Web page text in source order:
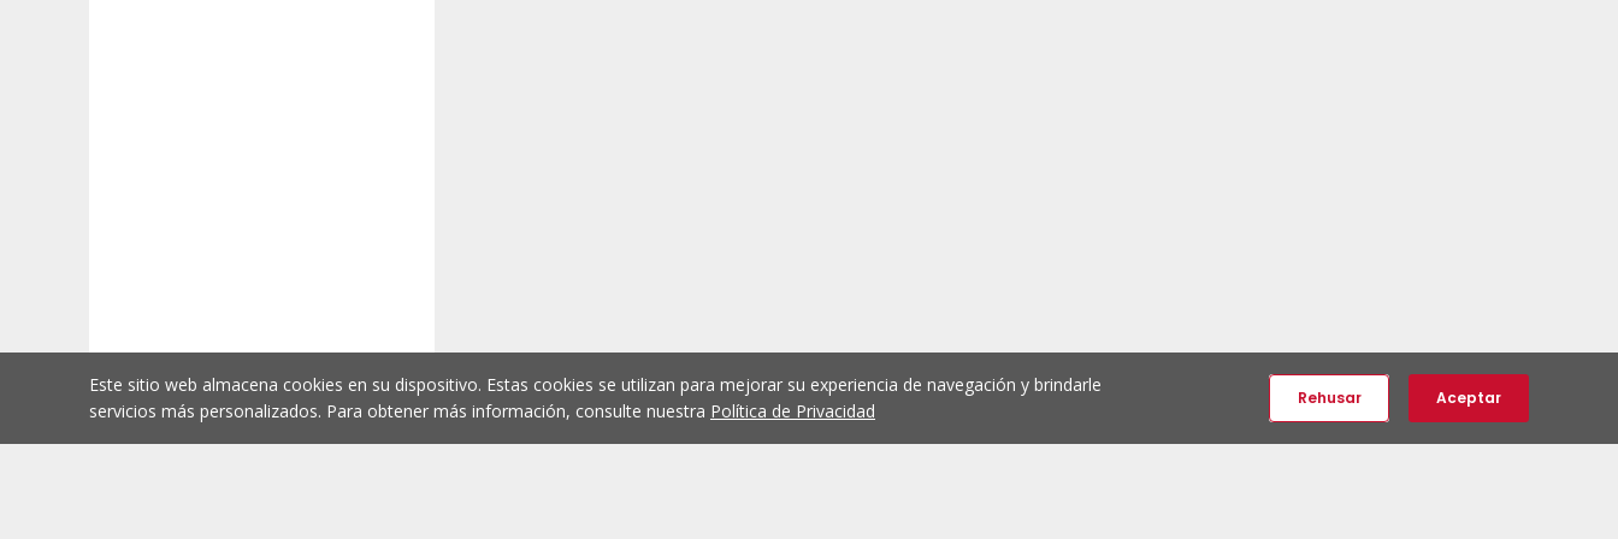
Este sitio web almacena cookies en su dispositivo. Estas cookies se utilizan para mejorar su experiencia de navegación y brindarle
servicios más personalizados. Para obtener más información, consulte nuestra Política de Privacidad
Rehusar Aceptar